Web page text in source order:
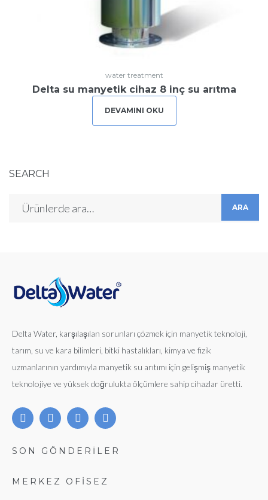
water treatment
Delta su manyetik cihaz 8 inç su arıtma
DEVAMINI OKU
SEARCH
ARA
Delta Water, karşılaşılan sorunları çözmek için manyetik teknoloji,
tarım, su ve kara bilimleri, bitki hastalıkları, kimya ve fizik
uzmanlarının yardımıyla manyetik su arıtımı için gelişmiş manyetik
teknolojiye ve yüksek doğrulukta ölçümlere sahip cihazlar üretti.
SON GÖNDERİLER
MERKEZ OFISEZ